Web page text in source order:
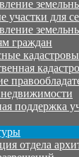
участки для
граждан
недвижимости
поддержка
отдела